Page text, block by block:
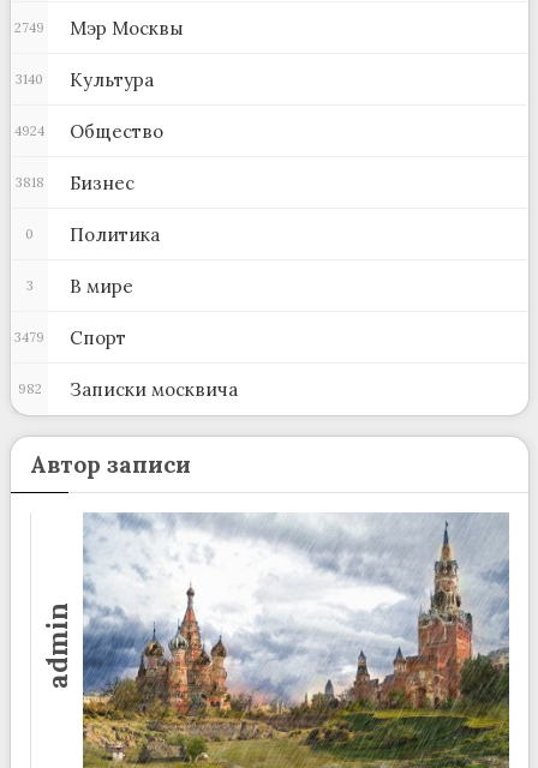
Мэр Москвы
2749
Культура
3140
Общество
4924
Бизнес
3818
Политика
0
В мире
3
Спорт
3479
Записки москвича
982
Автор записи
admin